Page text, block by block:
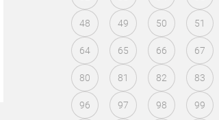
48 49 50 51
64 65 66 67
80 81 82 83
96 97 98 99